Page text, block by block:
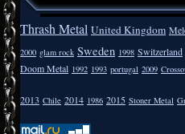
Thrash Metal United Kingdom
2000 glam rock Sweden 1998 Switzerland
Doom Metal 1992 1993 portugal 2009
2013 Chile 2014 1986 2015 Stoner Metal